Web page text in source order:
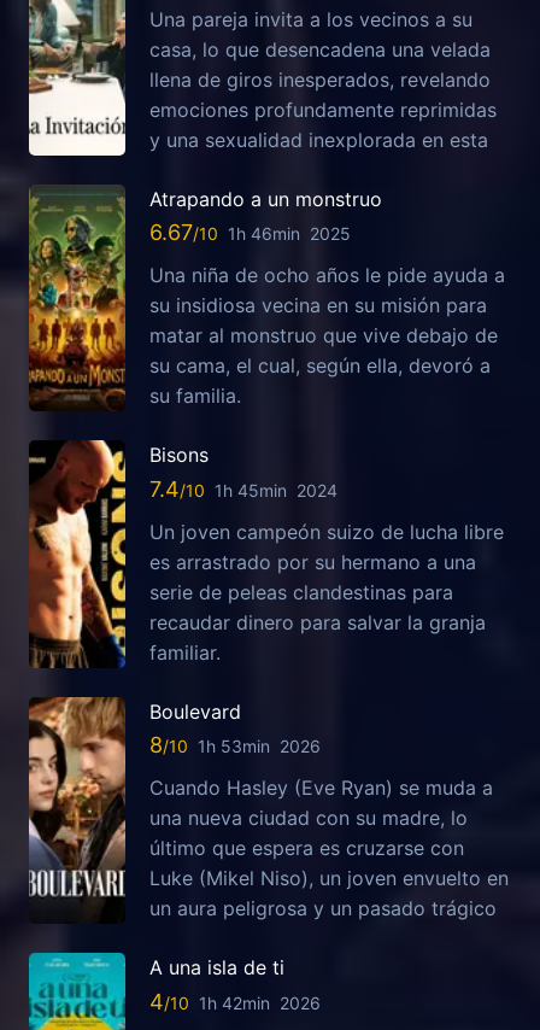
Una pareja invita a los vecinos a su
casa, lo que desencadena una velada
llena de giros inesperados, revelando
emociones profundamente reprimidas
y una sexualidad inexplorada en esta
Atrapando a un monstruo
6.67 1h 46min 2025
Una niña de ocho años le pide ayuda a
su insidiosa vecina en su misión para
matar al monstruo que vive debajo de
su cama, el cual, según ella, devoró a
su familia.
Bisons
7.4 1h 45min 2024
Un joven campeón suizo de lucha libre
es arrastrado por su hermano a una
serie de peleas clandestinas para
recaudar dinero para salvar la granja
familiar.
Boulevard
8 1h 53min 2026
Cuando Hasley (Eve Ryan) se muda a
una nueva ciudad con su madre, lo
último que espera es cruzarse con
Luke (Mikel Niso), un joven envuelto en
un aura peligrosa y un pasado trágico
A una isla de ti
4 1h 42min 2026